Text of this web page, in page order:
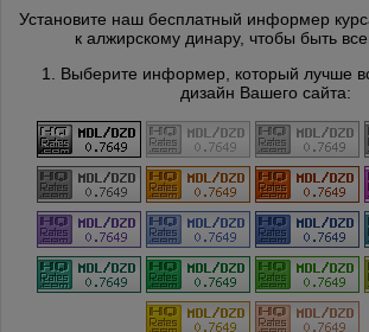
Установите наш бесплатный информер
к алжирскому динару, чтобы быть
1. Выберите информер, который лучше
дизайн Вашего сайта: